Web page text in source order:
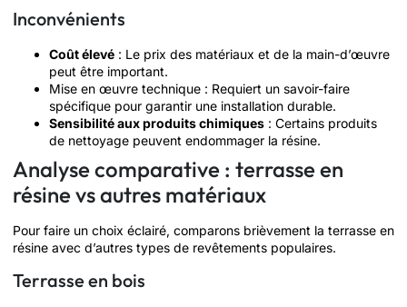
Inconvénients
Coût élevé : Le prix des matériaux et de la main-d’œuvre
peut être important.
Mise en œuvre technique : Requiert un savoir-faire
spécifique pour garantir une installation durable.
Sensibilité aux produits chimiques : Certains produits
de nettoyage peuvent endommager la résine.
Analyse comparative : terrasse en
résine vs autres matériaux
Pour faire un choix éclairé, comparons brièvement la terrasse en
résine avec d’autres types de revêtements populaires.
Terrasse en bois